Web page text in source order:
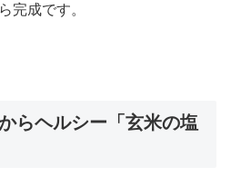
完成です。
らヘルシー「玄米の塩